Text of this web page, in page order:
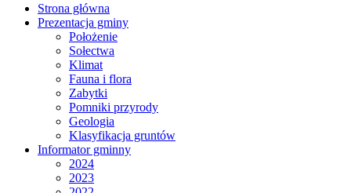
Strona główna
Prezentacja gminy
Położenie
Sołectwa
Klimat
Fauna i flora
Zabytki
Pomniki przyrody
Geologia
Klasyfikacja gruntów
Informator gminny
2024
2023